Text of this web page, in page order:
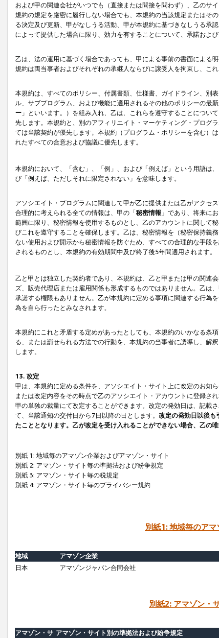
および甲の関連会社がいつでも（直接または間接を問わず）、乙のサ
規約の規定を厳密に履行しない場合でも、本規約の当該規定またはそ
る決定及び更新、甲がなしうる活動、甲が本規約に基づきなしうる承
によって提供した場合に限り、効力を有することについて、承諾およ
乙は、法の運用に基づく場合であっても、甲による事前の書面による
規約は両当事者およびそれぞれの承継人ならびに譲受人を拘束し、こ
本規約は、すべてのポリシー、付属書類、仕様書、ガイドライン、別
ル、サブプログラム、および機能に適用されるその他のポリシーの最
ー 」といいます。）を組み入れ、乙は、これらを遵守することにつ
先します。本規約と、別のアフィリエイト・マーケティング・プログ
ては当該契約が優先します。本規約（プログラム・ポリシーを含む）
れたすべての合意および協議に優先します。
本規約において、「含む」、「例」、および「例えば」という用語は
び「例えば、ただしそれに限定されない」を意味します。
アソシエイト・プログラムに関連して甲が乙に提供または乙がアクセ
合理的に考えられる全ての情報は、甲の「秘密情報 」であり、将来に
範囲に限り、秘密情報を使用するものとし、乙のアカウントに関して
びこれを遵守することを確保します。乙は、秘密情報を（秘密保持義
ない使用および開示から秘密情報を防ぐため、すべての合理的な手段
されるものとし、本規約の有効期間中及び終了後5年間適用されます。
乙と甲とは独立した契約者であり、本規約は、乙と甲または甲の関連
ズ、販売代理店または雇用関係も形成するものではありません。乙は
承諾する権限もありません。乙が本規約に定める事項に関連する行為
為を自ら行ったとみなされます。
本規約にこれと矛盾する定めがあったとしても、本規約のいかなる条
る、または罰せられる方法での行動を、本規約の当事者に誘導し、解
します。
13. 改定
甲は、本規約に定める条件を、アソシエイト・サイト上に改定のお知
または改定内容をその時点で乙のアソシエイト・アカウントに登録さ
甲の単独の裁量にて改定することができます。改定の発効日は、記載
て、当該通知の交付日から7日以降の日とします。 改定の発効日以後も
たこととなります。乙が改定を受け入れることができない場合、乙の
別紙 1: 地域毎のアマゾン企業およびアマゾン・サイト
別紙 2: アマゾン・サイト毎の準拠法および紛争規定
別紙 3: アマゾン・サイト毎の税規定
別紙 4: アマゾン・サイト毎のプライバシー規約
別紙1: 地域毎のア
地域
アマゾン企業
日本
アマゾンジャパン合同会社
別紙2: アマゾン・
アマゾン・サ アマゾン・サイト別の準拠法および紛争規定